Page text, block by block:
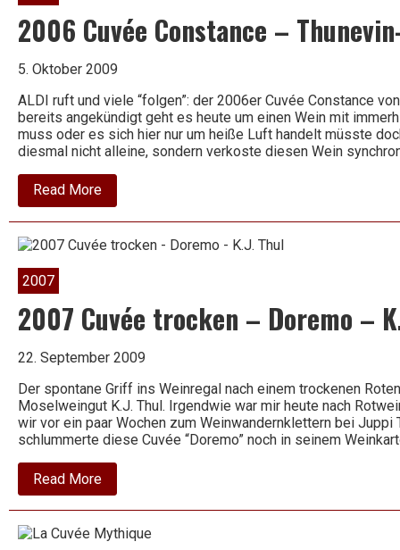
Heitlinger
2006 Cuvée Constance –
5. Oktober 2009
ALDI ruft und viele “folgen”: der 2006er Cuvée Constance
bereits angekündigt geht es heute um einen Wein mit
muss oder es sich hier nur um heiße Luft handelt müsste
diesmal nicht alleine, sondern verkoste diesen Wein
Read Moreabout
2006
Cuvée
–
2007
2007 Cuvée trocken – Doremo –
22. September 2009
Der spontane Griff ins Weinregal nach einem trockenen
Moselweingut K.J. Thul. Irgendwie war mir heute nach
wir vor ein paar Wochen zum Weinwandernklettern bei Juppi
schlummerte diese Cuvée “Doremo” noch in seinem
Read Moreabout
2007
Cuvée
–